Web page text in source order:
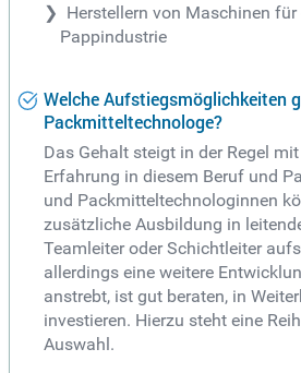
Herstellern von Maschinen für
Pappindustrie
Welche Aufstiegsmöglichkeiten
Packmitteltechnologe?
Das Gehalt steigt in der Regel
Erfahrung in diesem Beruf und
und Packmitteltechnologinnen
zusätzliche Ausbildung in
Teamleiter oder Schichtleiter
allerdings eine weitere
anstrebt, ist gut beraten, in
investieren. Hierzu steht eine
Auswahl.